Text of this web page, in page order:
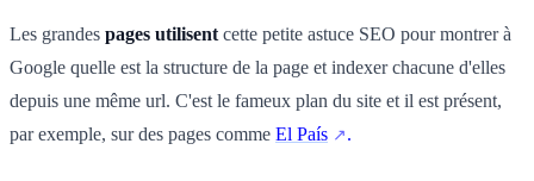
Les grandes pages utilisent cette petite astuce SEO pour montrer à
Google quelle est la structure de la page et indexer chacune d'elles
depuis une même url. C'est le fameux plan du site et il est présent,
par exemple, sur des pages comme El País .